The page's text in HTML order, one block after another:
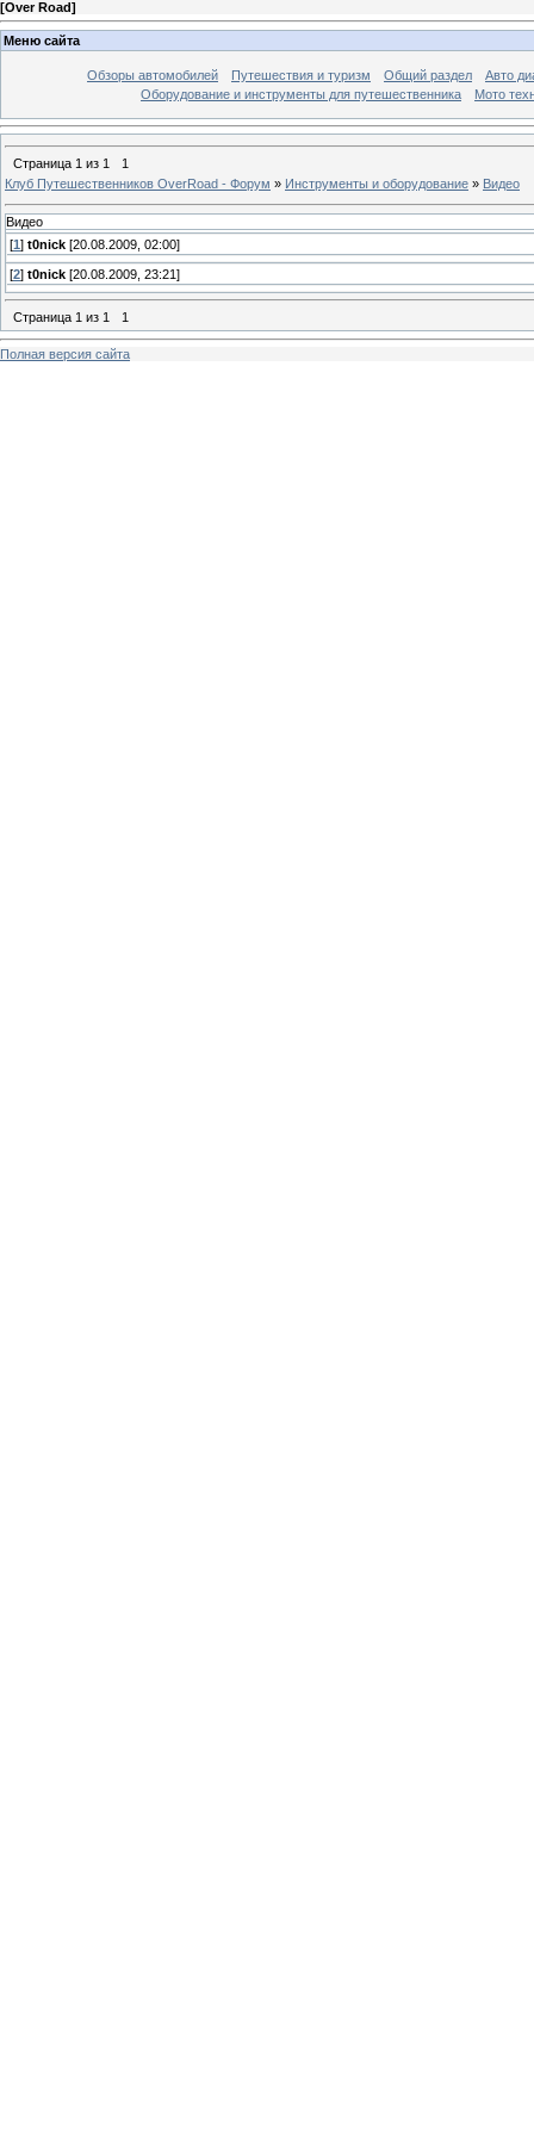
[Over Road]
Меню сайта
Обзоры автомобилей Путешествия и туризм Общий раздел
Авто
Оборудование и инструменты для путешественника
Мото
Страница 1 из 1
1
Клуб Путешественников OverRoad - Форум » Инструменты и оборудование » Видео
Видео
[1] t0nick [20.08.2009, 02:00]
[2] t0nick [20.08.2009, 23:21]
Страница 1 из 1 1
Полная версия сайта